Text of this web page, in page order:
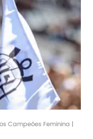
Campeões Feminina |